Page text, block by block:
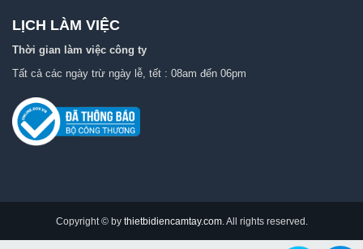
LỊCH LÀM VIỆC
Thời gian làm việc công ty
Tất cả các ngày trừ ngày lễ, tết : 08am đến 06pm
Copyright © by thietbidiencamtay.com. All rights reserved.